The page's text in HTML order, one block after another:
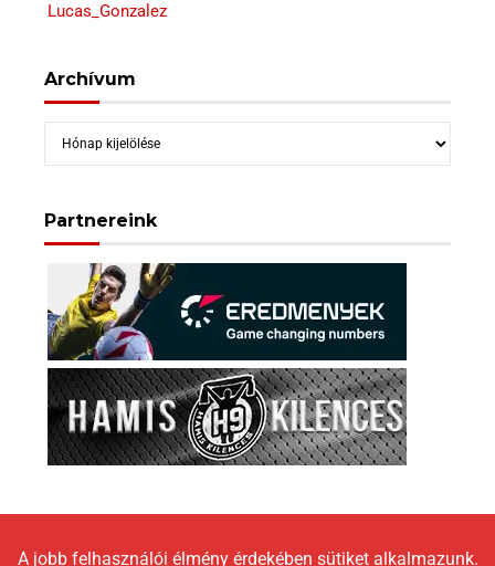
Lucas_Gonzalez
Archívum
Archívum
Partnereink